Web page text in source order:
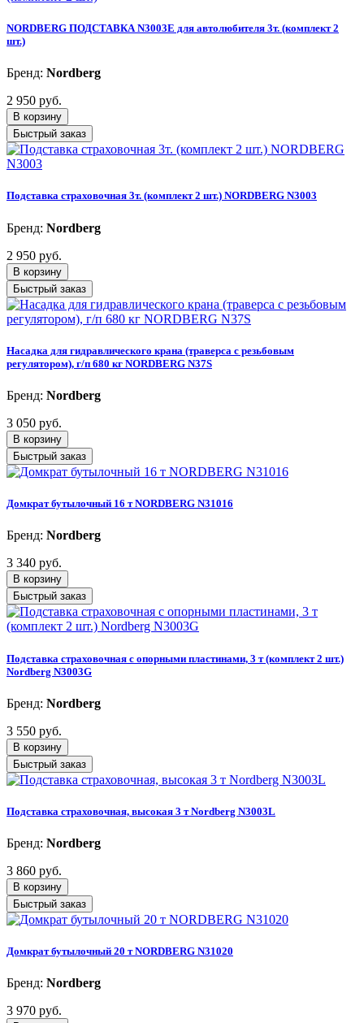
NORDBERG ПОДСТАВКА N3003E для автолюбителя 3т. (комплект 2
шт.)
Бренд: Nordberg
2 950 руб.
В корзину
Быстрый заказ
Подставка страховочная 3т. (комплект 2 шт.) NORDBERG N3003
Бренд: Nordberg
2 950 руб.
В корзину
Быстрый заказ
Насадка для гидравлического крана (траверса с резьбовым
регулятором), г/п 680 кг NORDBERG N37S
Бренд: Nordberg
3 050 руб.
В корзину
Быстрый заказ
Домкрат бутылочный 16 т NORDBERG N31016
Бренд: Nordberg
3 340 руб.
В корзину
Быстрый заказ
Подставка страховочная с опорными пластинами, 3 т (комплект 2 шт.)
Nordberg N3003G
Бренд: Nordberg
3 550 руб.
В корзину
Быстрый заказ
Подставка страховочная, высокая 3 т Nordberg N3003L
Бренд: Nordberg
3 860 руб.
В корзину
Быстрый заказ
Домкрат бутылочный 20 т NORDBERG N31020
Бренд: Nordberg
3 970 руб.